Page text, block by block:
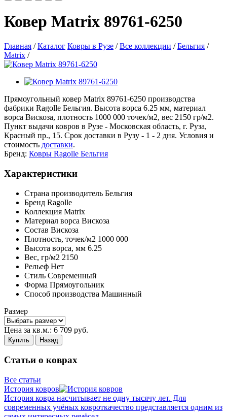
Ковер Matrix 89761-6250
Главная / Каталог Ковры в Рузе / Все коллекции / Бельгия /
Matrix /
Прямоугольный ковер Matrix 89761-6250 производства
фабрики Ragolle Бельгия. Высота ворса 6.25 мм, материал
ворса Вискоза, плотность 1000 000 точек/м2, вес 2150 гр/м2.
Пункт выдачи ковров в Рузе - Московская область, г. Руза,
Красный пр., 15. Срок доставки в Рузу - 1 - 2 дня. Условия и
стоимость доставки.
Бренд: Ковры Ragolle Бельгия
Характеристики
Страна производитель Бельгия
Бренд Ragolle
Коллекция Matrix
Материал ворса Вискоза
Состав Вискоза
Плотность, точек/м2 1000 000
Высота ворса, мм 6.25
Вес, гр/м2 2150
Рельеф Нет
Стиль Современный
Форма Прямоугольник
Способ производства Машинный
Размер
Цена за кв.м.: 6 709 руб.
Купить Назад
Статьи о коврах
Все статьи
История ковров
История ковра насчитывает не одну тысячу лет. Для
современных учёных ковроткачество представляется одним из